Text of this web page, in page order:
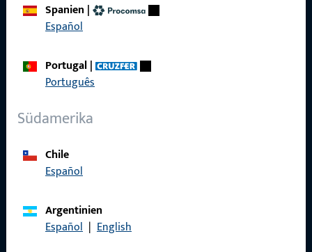
Spanien |
Español
Portugal|
Português
Südamerika
Chile
Español
Argentinien
Español | English
Karriere
Produktkatalog